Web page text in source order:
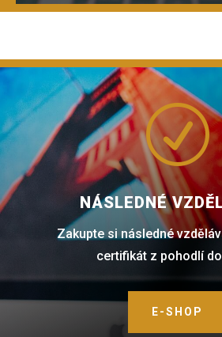
R
NÁSLEDNÉ
Zakupte si následné
certifikát z pohodlí
E-SHOP